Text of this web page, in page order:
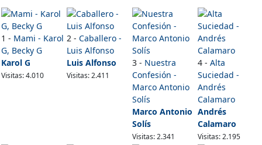
1 - Mami - Karol
G, Becky G
Karol G
Visitas: 4.010
2 -Caballero -
Luis Alfonso
Luis Alfonso
Visitas: 2.411
3 - Nuestra
Confesión -
Marco Antonio
Solís
Marco Antonio
Solís
Visitas: 2.341
4 -Alta
Suciedad -
Andrés
Calamaro
Andrés
Calamaro
Visitas: 2.195